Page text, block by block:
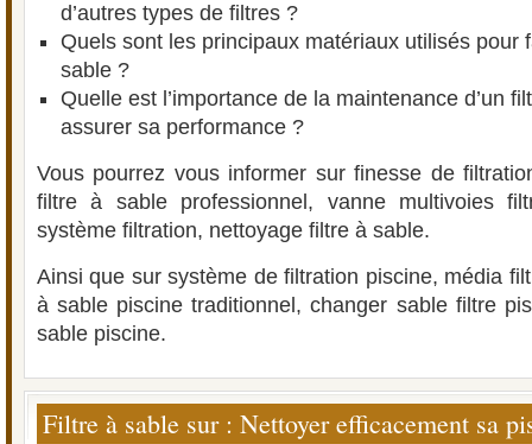
d’autres types de filtres ?
Quels sont les principaux matériaux utilisés pour
sable ?
Quelle est l’importance de la maintenance d’un
assurer sa performance ?
Vous pourrez vous informer sur finesse de
filtre à sable professionnel, vanne multivoies
système filtration, nettoyage filtre à sable.
Ainsi que sur système de filtration piscine, média
à sable piscine traditionnel, changer sable filtre
sable piscine.
Filtre à sable sur : Nettoyer efficacement sa